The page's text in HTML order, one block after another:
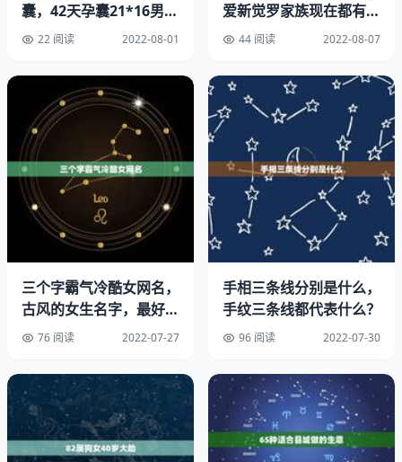
私生活的事情很难一一向大家说明，希望得到大家的谅解，
今后会以演员的身份全力投入作品创作中。”随后，宋慧乔
所属公司也发布立场，向粉丝朋友们表示抱歉，并称二人离
婚是因为无法克服的性格差异。财阀是怎么玩李知恩的。
宋仲基有一种优雅的萌感，默默散发着温暖，让人治愈，他
在电视剧《善良的男人》中对于情感的表现迂回内敛，展现
了更加成熟、有深度的演技。
宋仲基经历了兵役的磨炼后，从早期的花样暖男，变成了
气与面对恋人、朋友时的温柔一面进行了很好的融合，充满
魅力的磁性嗓音同样给观众留下了深刻的印象。
2、宋慧乔因为什么和宋仲基离婚了?
囊，42天孕囊21*16男孩
女孩22 阅读 2022-08-01
爱新觉罗家族现在都有哪
些人44 阅读 2022-08-07
三个字霸气冷酷女网名，
古风的女生名字，最好是
含有雪字，三个字的，高
76 阅读 2022-07-27
手相三条线分别是什么，
手纹三条线都代表什么？
96 阅读 2022-07-30